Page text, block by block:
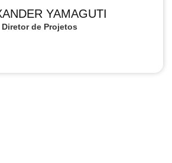
YAMAGUTI
Diretor de Projetos